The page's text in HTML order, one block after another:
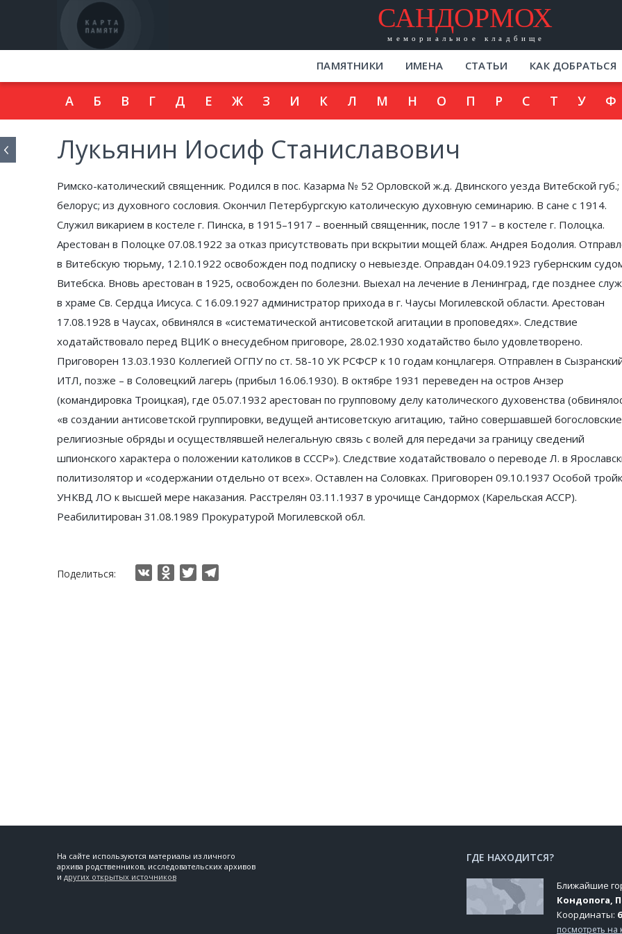
подробнее
САНДОРМОХ
мемориальное кладбище
ПАМЯТНИКИ ИМЕНА СТАТЬИ КАК ДОБРАТЬСЯ
А Б В Г Д Е Ж З И К Л М Н О П Р С Т У Ф
Лукьянин Иосиф Станиславович
Римско-католический священник. Родился в пос. Казарма № 52 Орловской ж.д. Двинского уезда Витебской губ.;
белорус; из духовного сословия. Окончил Петербургскую католическую духовную семинарию. В сане с 1914.
Служил викарием в костеле г. Пинска, в 1915–1917 – военный священник, после 1917 – в костеле г. Полоцка.
Арестован в Полоцке 07.08.1922 за отказ присутствовать при вскрытии мощей блаж. Андрея Бодолия.
в Витебскую тюрьму, 12.10.1922 освобожден под подписку о невыезде. Оправдан 04.09.1923 губернским
Витебска. Вновь арестован в 1925, освобожден по болезни. Выехал на лечение в Ленинград, где позднее
в храме Св. Сердца Иисуса. С 16.09.1927 администратор прихода в г. Чаусы Могилевской области. Арестован
17.08.1928 в Чаусах, обвинялся в «систематической антисоветской агитации в проповедях». Следствие
ходатайствовало перед ВЦИК о внесудебном приговоре, 28.02.1930 ходатайство было удовлетворено.
Приговорен 13.03.1930 Коллегией ОГПУ по ст. 58-10 УК РСФСР к 10 годам концлагеря. Отправлен в
ИТЛ, позже – в Соловецкий лагерь (прибыл 16.06.1930). В октябре 1931 переведен на остров Анзер
(командировка Троицкая), где 05.07.1932 арестован по групповому делу католического духовенства
«в создании антисоветской группировки, ведущей антисоветскую агитацию, тайно совершавшей
религиозные обряды и осуществлявшей нелегальную связь с волей для передачи за границу сведений
шпионского характера о положении католиков в СССР»). Следствие ходатайствовало о переводе Л. в
политизолятор и «содержании отдельно от всех». Оставлен на Соловках. Приговорен 09.10.1937 Особой
УНКВД ЛО к высшей мере наказания. Расстрелян 03.11.1937 в урочище Сандормох (Карельская АССР).
Реабилитирован 31.08.1989 Прокуратурой Могилевской обл.
Поделиться: VK Odnoklassniki
Twitter
На сайте используются материалы из личного
архива родственников, исследовательских архивов
и других открытых источников
ГДЕ НАХОДИТСЯ?
Ближайшие
Кондопога,
Координаты:
посмотреть на